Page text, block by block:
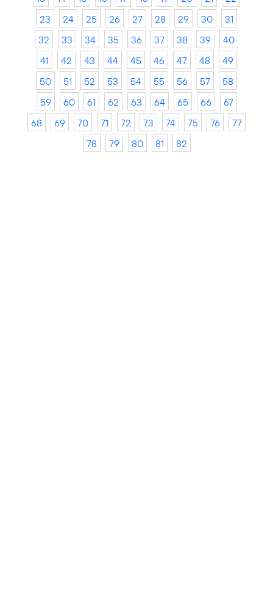
23
24 25 26 27 28 29 30
31
32
33 34 35 36 37 38 39
40
41
42 43 44 45 46 47 48
49
50
51 52 53 54 55 56 57
58
59
60 61 62 63 64 65 66
67
68
69 70 71 72 73 74 75 76
77
78
79 80 81 82